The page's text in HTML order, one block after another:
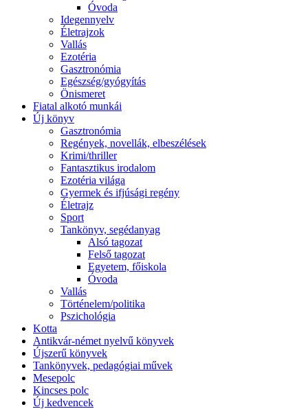
Óvoda
Idegennyelv
Életrajzok
Vallás
Ezotéria
Gasztronómia
Egészség/gyógyítás
Önismeret
Fiatal alkotó munkái
Új könyv
Gasztronómia
Regények, novellák, elbeszélések
Krimi/thriller
Fantasztikus irodalom
Ezotéria világa
Gyermek és ifjúsági regény
Életrajz
Sport
Tankönyv, segédanyag
Alsó tagozat
Felső tagozat
Egyetem, főiskola
Óvoda
Vallás
Történelem/politika
Pszichológia
Kotta
Antikvár-német nyelvű könyvek
Újszerű könyvek
Tankönyvek, pedagógiai művek
Mesepolc
Kincses polc
Új kedvencek